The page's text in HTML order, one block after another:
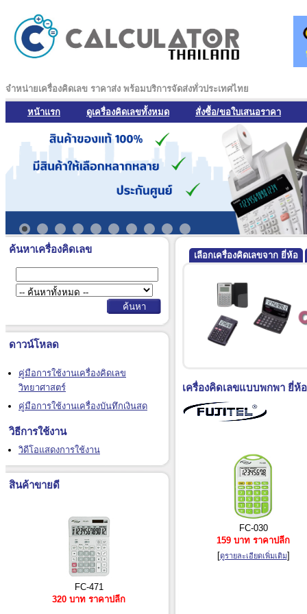
จำหน่ายเครื่องคิดเลข ราคาส่ง พร้อมบริการจัดส่งทั่วประเทศไทย
หน้าแรก ดูเครื่องคิดเลขทั้งหมด สั่งซื้อ/ขอใบเสนอราคา
ค้นหาเครื่องคิดเลข
ดาวน์โหลด
คู่มือการใช้งานเครื่องคิดเลข
วิทยาศาสตร์
คู่มือการใช้งานเครื่องบันทึกเงินสด
วิธีการใช้งาน
วิดีโอแสดงการใช้งาน
สินค้าขายดี
FC-471
320 บาท ราคาปลีก
เลือกเครื่องคิดเลขจาก ยี่ห้อ
เครื่องคิดเลขแบบพกพา ยี่ห้
FC-030
159 บาท ราคาปลีก
[ดูรายละเอียดเพิ่มเติม]